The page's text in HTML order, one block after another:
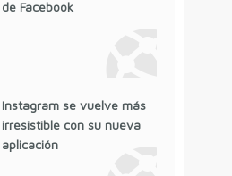
de Facebook
Instagram se vuelve más
irresistible con su nueva
aplicación